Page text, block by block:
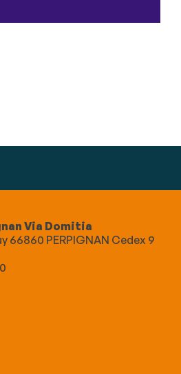
Via Domitia
66860 PERPIGNAN Cedex 9